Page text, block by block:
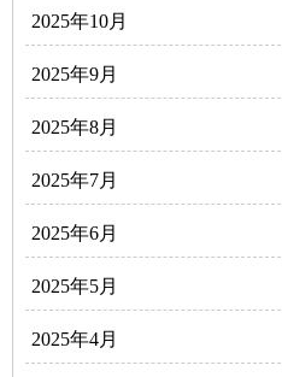
2025年10月
2025年9月
2025年8月
2025年7月
2025年6月
2025年5月
2025年4月